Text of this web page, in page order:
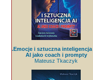
.Emocje i sztuczna inteligencja
AI jako coach i prompty
Mateusz Tkaczyk